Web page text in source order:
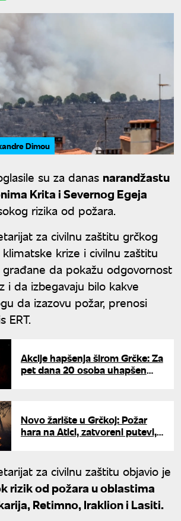
Dimou
su za danas narandžastu
Krita i Severnog Egeja
rizika od požara.
za civilnu zaštitu grčkog
krize i civilnu zaštitu
da pokažu odgovornost
i da izbegavaju bilo kakve
da izazovu požar, prenosi
ERT.
Akcije hapšenja širom Grčke: Za
pet dana 20 osoba uhapšen
Novo žarište u Grčkoj: Požar
hara na Atici, zatvoreni putevi,
za civilnu zaštitu objavio je
rizik od požara u oblastima
Retimno, Iraklion i Lasiti.